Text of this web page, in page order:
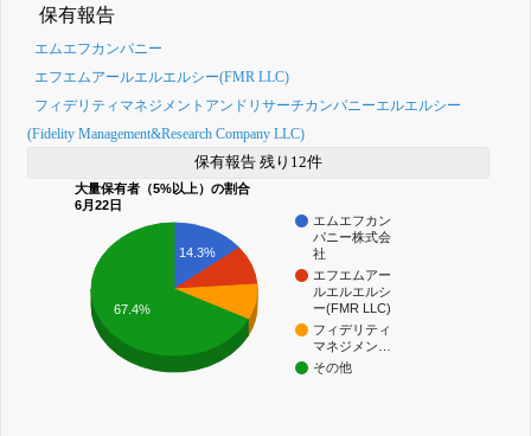
保有報告
エムエフカンパニー
エフエムアールエルエルシー(FMR LLC)
フィデリティマネジメントアンドリサーチカンパニーエルエルシー
(Fidelity Management&Research Company LLC)
保有報告 残り12件
大量保有者（5%以上）の割合
6月22日
エムエフカン
パニー株式会
社
エフエムアー
ルエルエルシ
ー(FMR LLC)
フィデリティ
マネジメン…
その他
14.3%
67.4%